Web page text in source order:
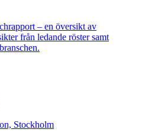
– en översikt av
från ledande röster samt
Stockholm